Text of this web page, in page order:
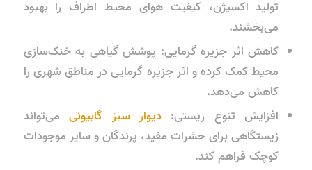
تولید اکسیژن، کیفیت هوای محیط اطراف را بهبود
می‌بخشند.
کاهش اثر جزیره گرمایی: پوشش گیاهی به خنک‌سازی
محیط کمک کرده و اثر جزیره گرمایی در مناطق شهری را
کاهش می‌دهد.
افزایش تنوع زیستی: دیوار سبز گابیونیمی‌تواند
زیستگاهی برای حشرات مفید، پرندگان و سایر موجودات
کوچک فراهم کند.